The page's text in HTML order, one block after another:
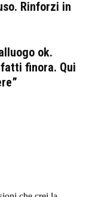
Rinforzi in
ok.
finora. Qui